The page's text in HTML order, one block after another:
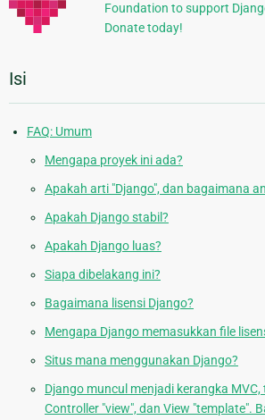
Foundation to support
Donate today!
Isi
FAQ: Umum
Mengapa proyek ini ada?
Apakah arti "Django", dan bagaimana
Apakah Django stabil?
Apakah Django luas?
Siapa dibelakang ini?
Bagaimana lisensi Django?
Mengapa Django memasukkan file
Situs mana menggunakan Django?
Django muncul menjadi kerangka
Controller "view", dan View "template".